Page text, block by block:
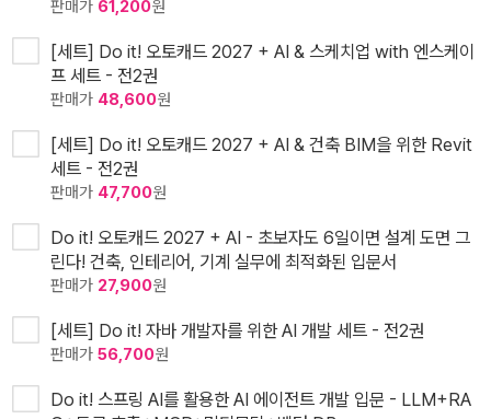
판매가 61,200원
[세트] Do it! 오토캐드 2027 + AI & 스케치업 with 엔스케이
프 세트 - 전2권
판매가 48,600원
[세트] Do it! 오토캐드 2027 + AI & 건축 BIM을 위한 Revit
세트 - 전2권
판매가 47,700원
Do it! 오토캐드 2027 + AI - 초보자도 6일이면 설계 도면 그
린다! 건축, 인테리어, 기계 실무에 최적화된 입문서
판매가 27,900원
[세트] Do it! 자바 개발자를 위한 AI 개발 세트 - 전2권
판매가 56,700원
Do it! 스프링 AI를 활용한 AI 에이전트 개발 입문 - LLM+RA